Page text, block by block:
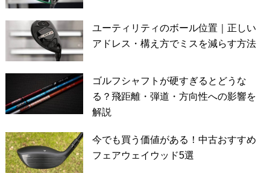
ユーティリティのボール位置｜正しい
アドレス・構え方でミスを減らす方法
ゴルフシャフトが硬すぎるとどうな
る？飛距離・弾道・方向性への影響を
解説
今でも買う価値がある！中古おすすめ
フェアウェイウッド5選